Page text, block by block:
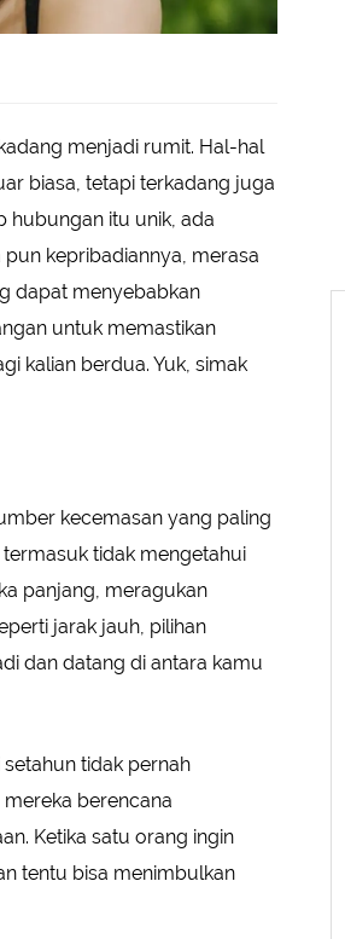
menjadi rumit. Hal-hal
biasa, tetapi terkadang juga
hubungan itu unik, ada
kepribadiannya, merasa
dapat menyebabkan
untuk memastikan
kalian berdua. Yuk, simak
kecemasan yang paling
tidak mengetahui
panjang, meragukan
jarak jauh, pilihan
dan datang di antara kamu
tidak pernah
berencana
Ketika satu orang ingin
tentu bisa menimbulkan